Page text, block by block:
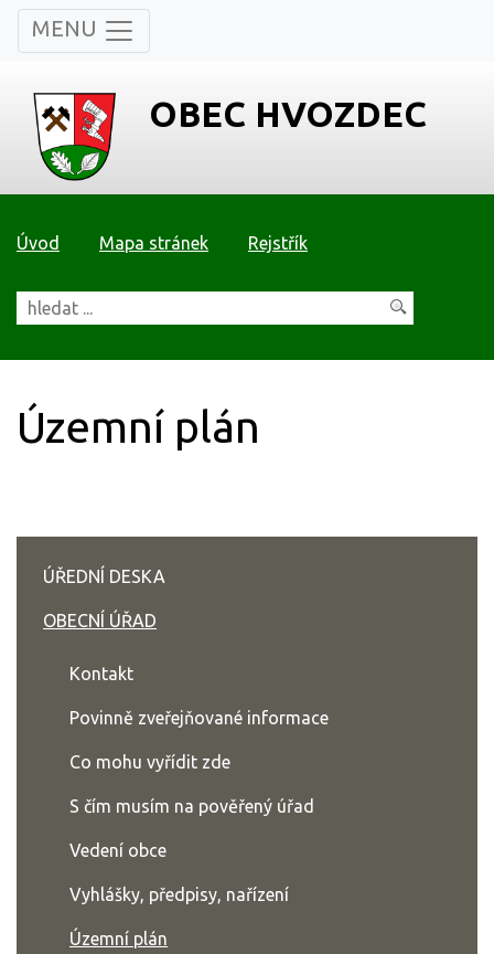
MENU
OBEC HVOZDEC
Úvod Mapa stránek Rejstřík
Územní plán
ÚŘEDNÍ DESKA
OBECNÍ ÚŘAD
Kontakt
Povinně zveřejňované informace
Co mohu vyřídit zde
S čím musím na pověřený úřad
Vedení obce
Vyhlášky, předpisy, nařízení
Územní plán